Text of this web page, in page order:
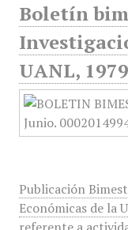
Boletín
UANL,
Publicación
Económicas de la